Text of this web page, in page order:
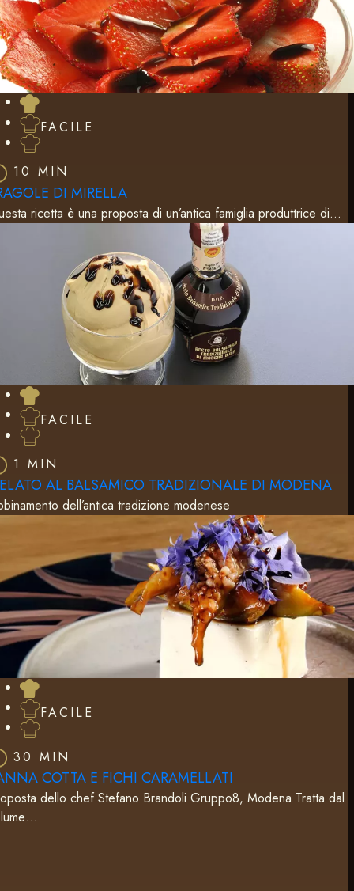
FACILE
10 MIN
DI MIRELLA
ricetta è una proposta di un’antica famiglia produttrice di…
FACILE
1 MIN
AL BALSAMICO TRADIZIONALE DI MODENA
dell’antica tradizione modenese
FACILE
30 MIN
COTTA E FICHI CARAMELLATI
dello chef Stefano Brandoli Gruppo8, Modena Tratta dal